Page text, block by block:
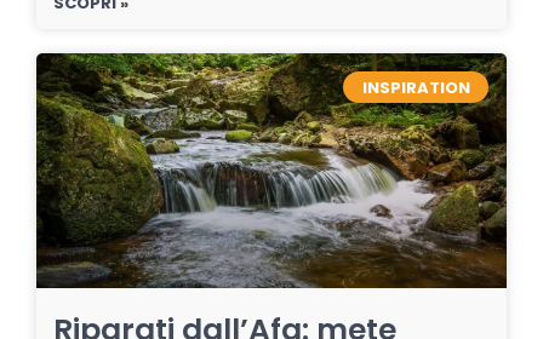
INSPIRATION
Riparati dall’Afa: mete